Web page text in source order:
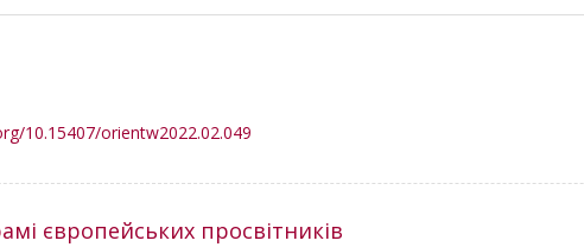
10.15407/orientw2022.02.049
європейських просвітників